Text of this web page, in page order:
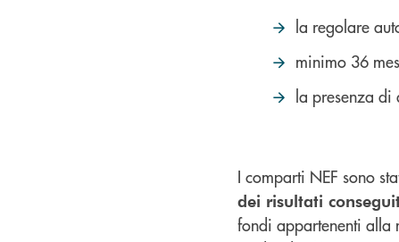
la regolare
minimo 36
la presenza di
I comparti NEF sono
dei risultati
fondi appartenenti alla